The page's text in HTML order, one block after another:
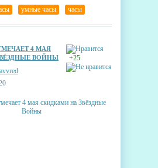
умные часы часы
+25
4 МАЯ
ВОЙНЫ